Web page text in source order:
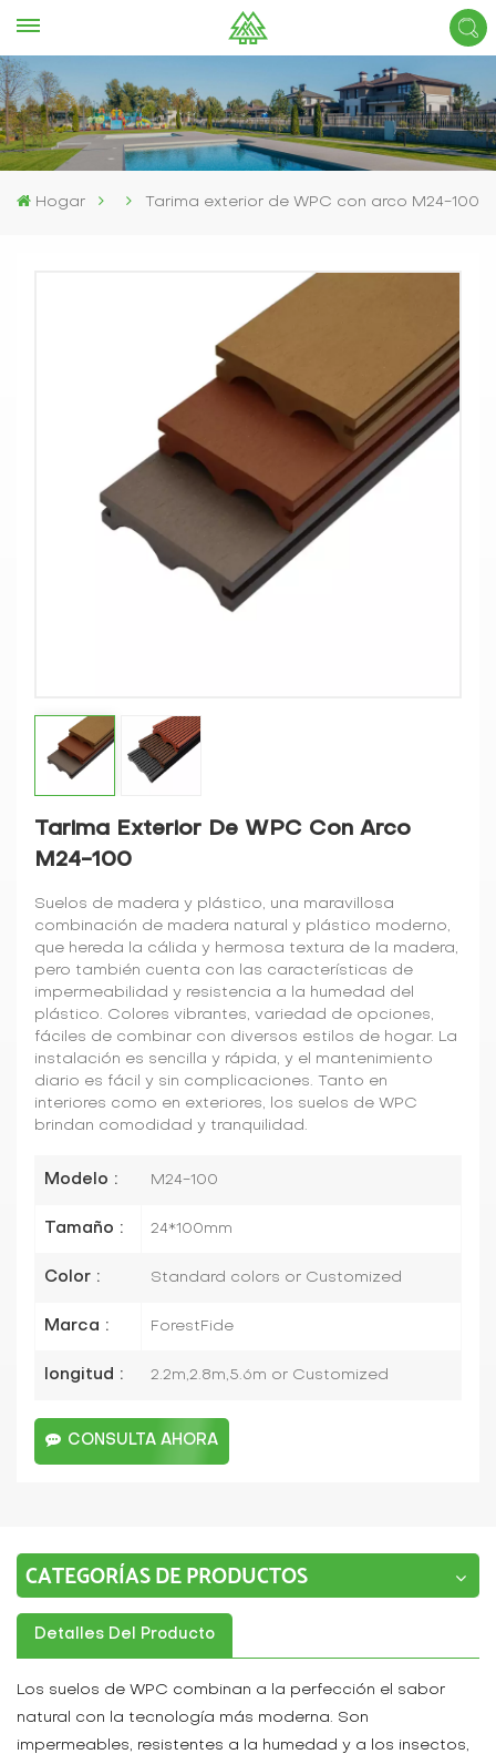
Hogar Tarima exterior de WPC con arco M24-100
Tarima Exterior De WPC Con Arco
M24-100
Suelos de madera y plástico, una maravillosa
combinación de madera natural y plástico moderno,
que hereda la cálida y hermosa textura de la madera,
pero también cuenta con las características de
impermeabilidad y resistencia a la humedad del
plástico. Colores vibrantes, variedad de opciones,
fáciles de combinar con diversos estilos de hogar. La
instalación es sencilla y rápida, y el mantenimiento
diario es fácil y sin complicaciones. Tanto en
interiores como en exteriores, los suelos de WPC
brindan comodidad y tranquilidad.
Modelo : M24-100
Tamaño : 24*100mm
Color : Standard colors or Customized
Marca : ForestFide
longitud : 2.2m,2.8m,5.6m or Customized
CONSULTA AHORA
CATEGORÍAS DE PRODUCTOS
Detalles Del Producto
Los suelos de WPC combinan a la perfección el sabor
natural con la tecnología más moderna. Son
impermeables, resistentes a la humedad y a los insectos,